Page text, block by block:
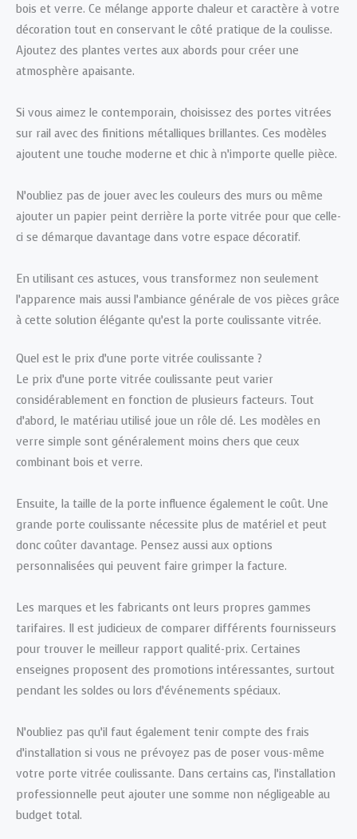
bois et verre. Ce mélange apporte chaleur et caractère à votre
décoration tout en conservant le côté pratique de la coulisse.
Ajoutez des plantes vertes aux abords pour créer une
atmosphère apaisante.
Si vous aimez le contemporain, choisissez des portes vitrées
sur rail avec des finitions métalliques brillantes. Ces modèles
ajoutent une touche moderne et chic à n’importe quelle pièce.
N’oubliez pas de jouer avec les couleurs des murs ou même
ajouter un papier peint derrière la porte vitrée pour que celle-
ci se démarque davantage dans votre espace décoratif.
En utilisant ces astuces, vous transformez non seulement
l’apparence mais aussi l’ambiance générale de vos pièces grâce
à cette solution élégante qu’est la porte coulissante vitrée.
Quel est le prix d’une porte vitrée coulissante ?
Le prix d’une porte vitrée coulissante peut varier
considérablement en fonction de plusieurs facteurs. Tout
d’abord, le matériau utilisé joue un rôle clé. Les modèles en
verre simple sont généralement moins chers que ceux
combinant bois et verre.
Ensuite, la taille de la porte influence également le coût. Une
grande porte coulissante nécessite plus de matériel et peut
donc coûter davantage. Pensez aussi aux options
personnalisées qui peuvent faire grimper la facture.
Les marques et les fabricants ont leurs propres gammes
tarifaires. Il est judicieux de comparer différents fournisseurs
pour trouver le meilleur rapport qualité-prix. Certaines
enseignes proposent des promotions intéressantes, surtout
pendant les soldes ou lors d’événements spéciaux.
N’oubliez pas qu’il faut également tenir compte des frais
d’installation si vous ne prévoyez pas de poser vous-même
votre porte vitrée coulissante. Dans certains cas, l’installation
professionnelle peut ajouter une somme non négligeable au
budget total.